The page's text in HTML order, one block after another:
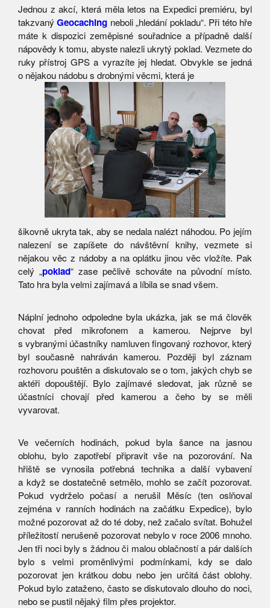
Jednou z akcí, která měla letos na Expedici premiéru, byl
takzvanýGeocaching neboli „hledání pokladu“. Při této hře
máte k dispozici zeměpisné souřadnice a případně další
nápovědy k tomu, abyste nalezli ukrytý poklad. Vezmete do
ruky přístroj GPS a vyrazíte jej hledat. Obvykle se jedná
o nějakou nádobu s drobnými věcmi, která je
šikovně ukryta tak, aby se nedala nalézt náhodou. Po jejím
nalezení se zapíšete do návštěvní knihy, vezmete si
nějakou věc z nádoby a na oplátku jinou věc vložíte. Pak
celý „poklad“ zase pečlivě schováte na původní místo.
Tato hra byla velmi zajímavá a líbila se snad všem.
Náplní jednoho odpoledne byla ukázka, jak se má člověk
chovat před mikrofonem a kamerou. Nejprve byl
s vybranými účastníky namluven fingovaný rozhovor, který
byl současně nahráván kamerou. Později byl záznam
rozhovoru pouštěn a diskutovalo se o tom, jakých chyb se
aktéři dopouštějí. Bylo zajímavé sledovat, jak různě se
účastníci chovají před kamerou a čeho by se měli
vyvarovat.
Ve večerních hodinách, pokud byla šance na jasnou
oblohu, bylo zapotřebí připravit vše na pozorování. Na
hřiště se vynosila potřebná technika a další vybavení
a když se dostatečně setmělo, mohlo se začít pozorovat.
Pokud vydrželo počasí a nerušil Měsíc (ten oslňoval
zejména v ranních hodinách na začátku Expedice), bylo
možné pozorovat až do té doby, než začalo svítat. Bohužel
příležitostí nerušeně pozorovat nebylo v roce 2006 mnoho.
Jen tři noci byly s žádnou či malou oblačností a pár dalších
bylo s velmi proměnlivými podmínkami, kdy se dalo
pozorovat jen krátkou dobu nebo jen určitá část oblohy.
Pokud bylo zataženo, často se diskutovalo dlouho do noci,
nebo se pustil nějaký film přes projektor.